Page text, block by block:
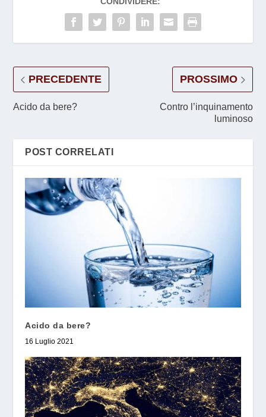
PRECEDENTE
Acido da bere?
PROSSIMO
Contro l’inquinamento
luminoso
POST CORRELATI
Acido da bere?
16 Luglio 2021